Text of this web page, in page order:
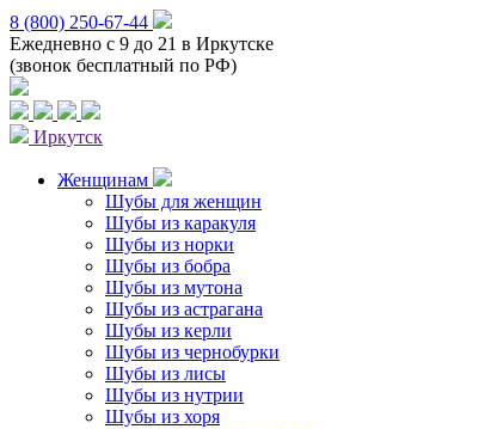
8 (800) 250-67-44
Ежедневно с 9 до 21 в Иркутске
(звонок бесплатный по РФ)
Иркутск
Женщинам
Шубы для женщин
Шубы из каракуля
Шубы из норки
Шубы из бобра
Шубы из мутона
Шубы из астрагана
Шубы из керли
Шубы из чернобурки
Шубы из лисы
Шубы из нутрии
Шубы из хоря